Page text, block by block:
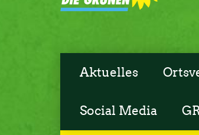
Aktuelles
Social Media